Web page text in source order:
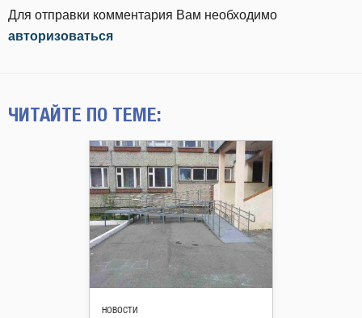
Для отправки комментария Вам необходимо
авторизоваться
ЧИТАЙТЕ ПО ТЕМЕ:
НОВОСТИ